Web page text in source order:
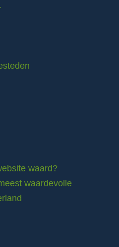
waard?
waardevolle